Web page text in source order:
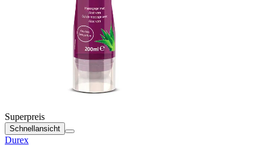
Superpreis
Schnellansicht
Durex